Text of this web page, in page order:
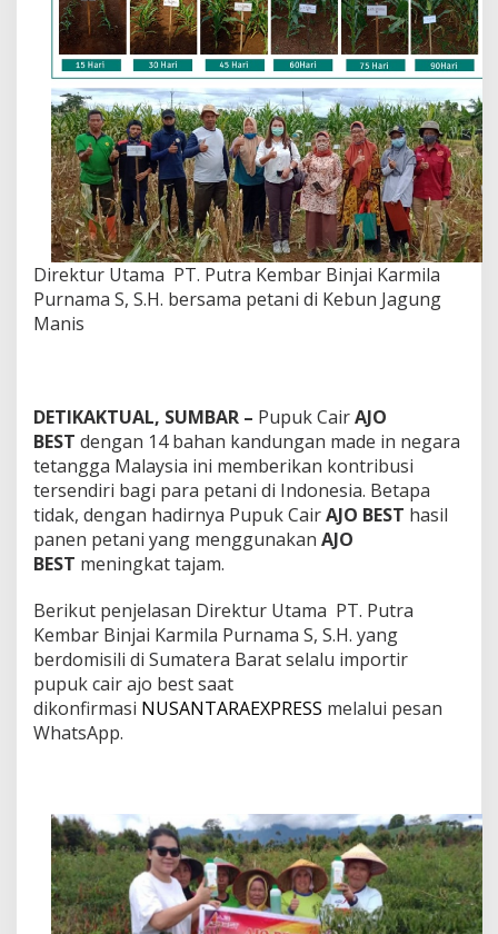
I
d
m
a
n
P
e
t
a
n
i
Direktur Utama PT. Putra Kembar Binjai Karmila
Purnama S, S.H. bersama petani di Kebun Jagung
Manis
DETIKAKTUAL, SUMBAR – Pupuk CairAJO
BEST dengan 14 bahan kandungan made in negara
tetangga Malaysia ini memberikan kontribusi
tersendiri bagi para petani di Indonesia. Betapa
tidak, dengan hadirnya Pupuk CairAJO BEST hasil
panen petani yang menggunakan AJO
BEST meningkat tajam.
Berikut penjelasan Direktur Utama PT. Putra
Kembar Binjai Karmila Purnama S, S.H. yang
berdomisili di Sumatera Barat selalu importir
pupuk cair ajo best saat
dikonfirmasi NUSANTARAEXPRESS melalui pesan
WhatsApp.